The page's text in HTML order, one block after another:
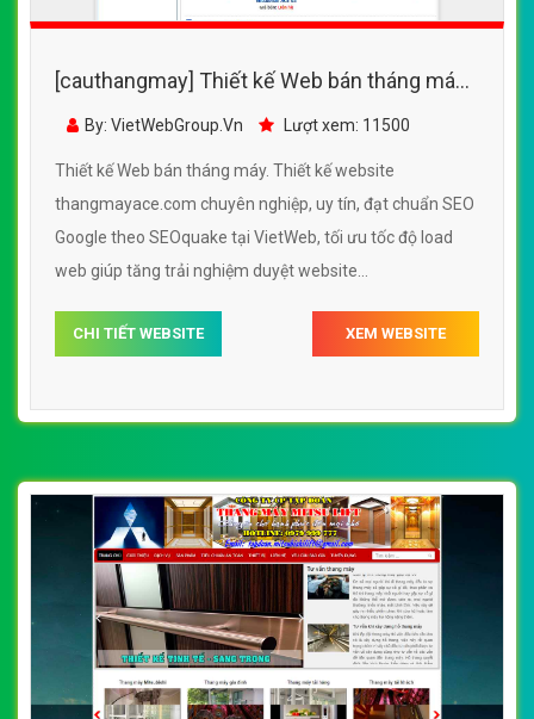
[cauthangmay] Thiết kế Web bán tháng máy -
thangmayace.com
By: VietWebGroup.Vn Lượt xem: 11500
Thiết kế Web bán tháng máy. Thiết kế website
thangmayace.com chuyên nghiệp, uy tín, đạt chuẩn SEO
Google theo SEOquake tại VietWeb, tối ưu tốc độ load
web giúp tăng trải nghiệm duyệt website
CHI TIẾT WEBSITE XEM WEBSITE